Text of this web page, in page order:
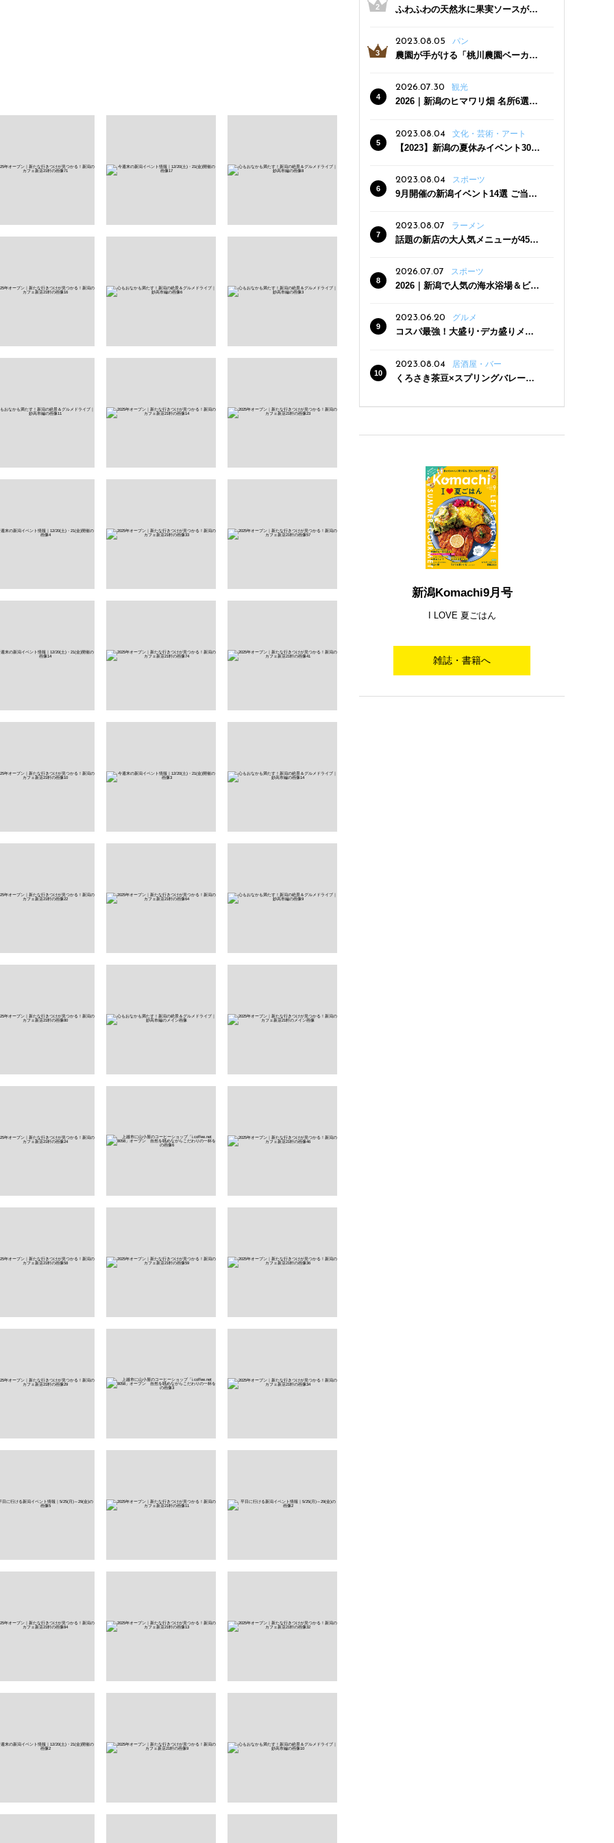
ふわふわの天然氷に果実ソースがた
三条駅近くにオープン
2023.08.05 パン
農園が手がける「桃川農園ベーカリ
った焼きたてパンのほか、ジェラー
トやスムージーも
2026.07.30 観光
2026｜新潟のヒマワリ畑 名所6選
2023.08.04
文化・芸術・アート
【2023】新潟の夏休みイベント30
2023.08.04
スポーツ
9月開催の新潟イベント14選 ご当地
2023.08.07 ラーメン
話題の新店の大人気メニューが450
クーポン登場
2026.07.07 スポーツ
2026｜新潟で人気の海水浴場＆ビー
2023.06.20
グルメ
コスパ最強！大盛り･デカ盛りメニ
2023.08.04
居酒屋・バー
くろさき茶豆×スプリングバレー豊
新潟Komachi9月号
I LOVE 夏ごはん
雑誌・書籍へ